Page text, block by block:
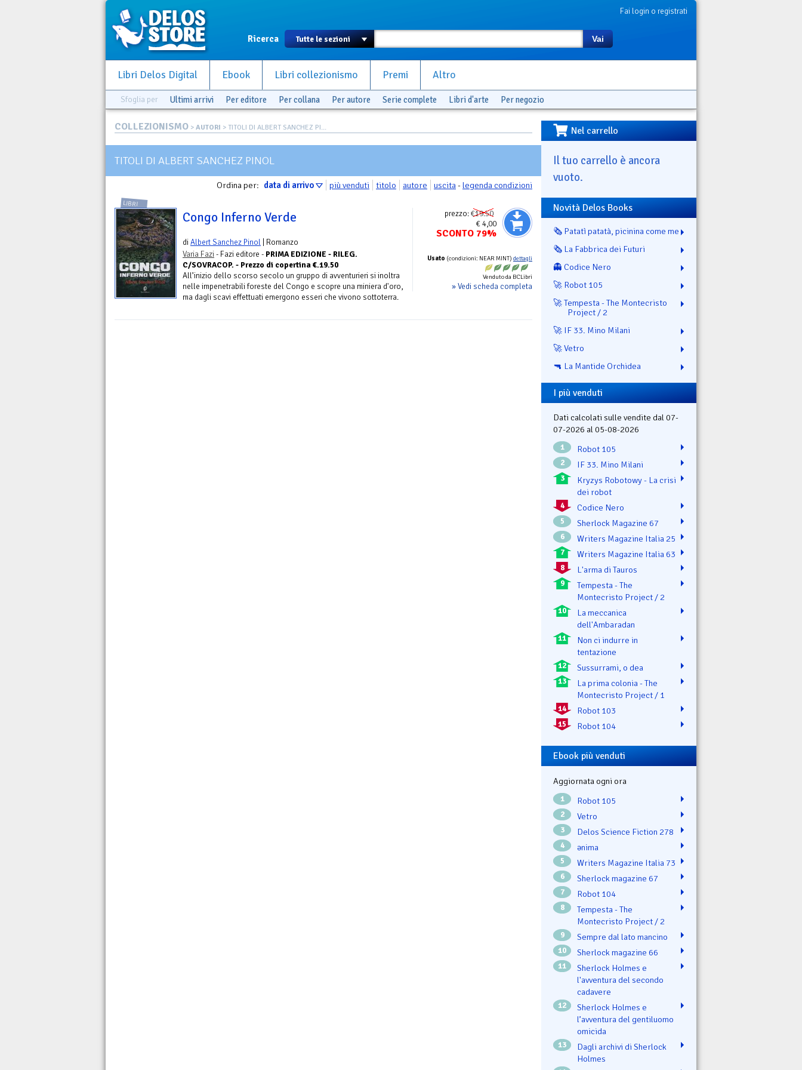
Fai login o registrati
Ricerca Vai
Libri Delos Digital Ebook Libri collezionismo Premi Altro
Sfoglia per Ultimi arrivi Per editore Per collana Per autore Serie complete Libri d'arte Per negozio
COLLEZIONISMO > AUTORI > TITOLI DI ALBERT SANCHEZ PI...
TITOLI DI ALBERT SANCHEZ PINOL
Ordina per: data di arrivo più venduti titolo autore uscita-legenda condizioni
prezzo:€19.50
€ 4,00
SCONTO 79%
Usato (condizioni: NEAR MINT) dettagli
Venduto da BCLibri
» Vedi scheda completa
LIBRI
Congo Inferno Verde
diAlbert Sanchez Pinol | Romanzo
Varia Fazi - Fazi editore - PRIMA EDIZIONE - RILEG.
C/SOVRACOP. - Prezzo di copertina €.19.50
All’inizio dello scorso secolo un gruppo di avventurieri si inoltra
nelle impenetrabili foreste del Congo e scopre una miniera d'oro,
ma dagli scavi effettuati emergono esseri che vivono sottoterra.
Nel carrello
Il tuo carrello è ancora
vuoto.
Novità Delos Books
🗞️ Patatì patatà, picinina come me
🗞️ La Fabbrica dei Futuri
👻 Codice Nero
🚀 Robot 105
🚀 Tempesta - The Montecristo
Project / 2
🚀 IF 33. Mino Milani
🚀 Vetro
🔫 La Mantide Orchidea
I più venduti
Dati calcolati sulle vendite dal 07-
07-2026 al 05-08-2026
1 Robot 105
2 IF 33. Mino Milani
3
Kryzys Robotowy - La crisi
dei robot
4 Codice Nero
5 Sherlock Magazine 67
6 Writers Magazine Italia 25
7 Writers Magazine Italia 63
8 L'arma di Tauros
9
Tempesta - The
Montecristo Project / 2
10
La meccanica
dell'Ambaradan
11
Non ci indurre in
tentazione
12 Sussurrami, o dea
13
La prima colonia - The
Montecristo Project / 1
14 Robot 103
15 Robot 104
Ebook più venduti
Aggiornata ogni ora
1 Robot 105
2 Vetro
3 Delos Science Fiction 278
4 ənima
5 Writers Magazine Italia 73
6 Sherlock magazine 67
7 Robot 104
8
Tempesta - The
Montecristo Project / 2
9 Sempre dal lato mancino
10 Sherlock magazine 66
11
Sherlock Holmes e
l'avventura del secondo
cadavere
12
Sherlock Holmes e
l’avventura del gentiluomo
omicida
13
Dagli archivi di Sherlock
Holmes